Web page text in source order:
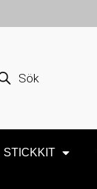
STICKKIT